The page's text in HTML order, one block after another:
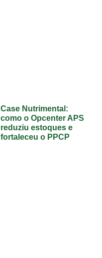
Case Nutrimental:
como o Opcenter APS
reduziu estoques e
fortaleceu o PPCP